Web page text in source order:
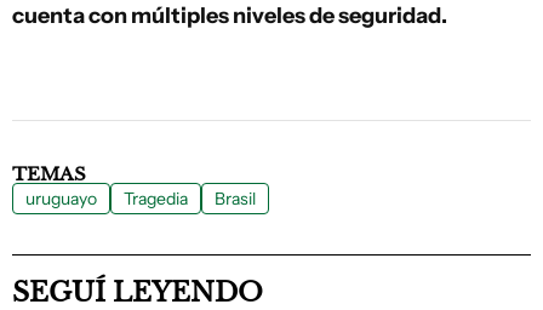
cuenta con múltiples niveles de seguridad.
TEMAS
uruguayo Tragedia Brasil
SEGUÍ LEYENDO